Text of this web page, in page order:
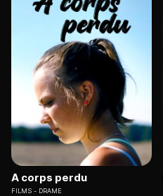
A corps perdu
FILMS DRAME